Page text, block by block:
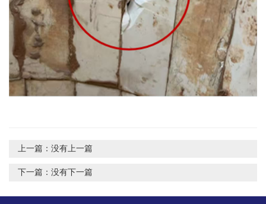
上一篇： 没有上一篇
下一篇： 没有下一篇